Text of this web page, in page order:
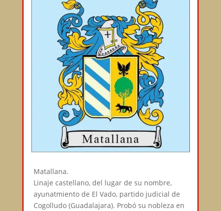
Matallana.
Linaje castellano, del lugar de su nombre,
ayunatmiento de El Vado, partido judicial de
Cogolludo (Guadalajara). Probó su nobleza en